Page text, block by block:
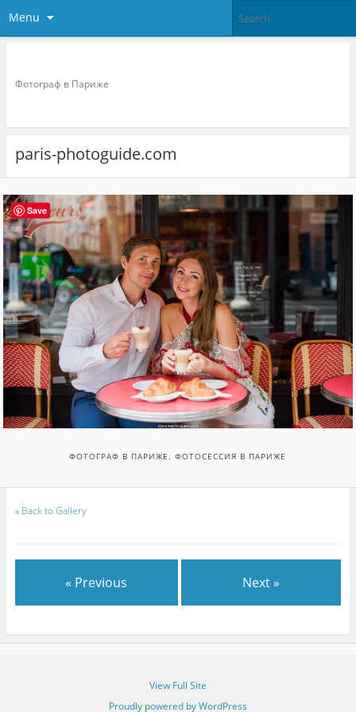
Menu
Фотограф в Париже
paris-photoguide.com
ФОТОГРАФ В ПАРИЖЕ. ФОТОСЕССИЯ В ПАРИЖЕ
« Back to Gallery
« Previous Next »
View Full Site
Proudly powered by WordPress
Save